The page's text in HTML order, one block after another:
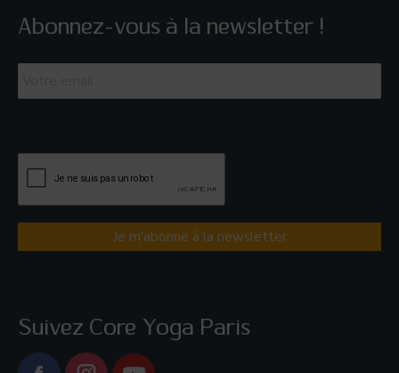
Abonnez-vous à la newsletter !
Email *
Suivez Core Yoga Paris